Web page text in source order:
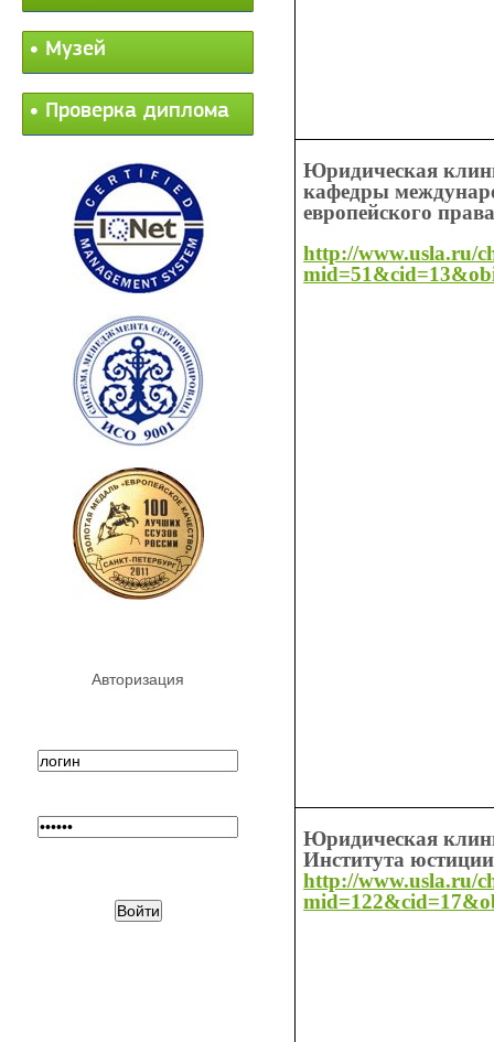
Музей
Проверка диплома
Авторизация
Юридическая
кафедры
европейского
http://www.usla.ru/
Юридическая
Института юстиции
http://www.usla.ru/